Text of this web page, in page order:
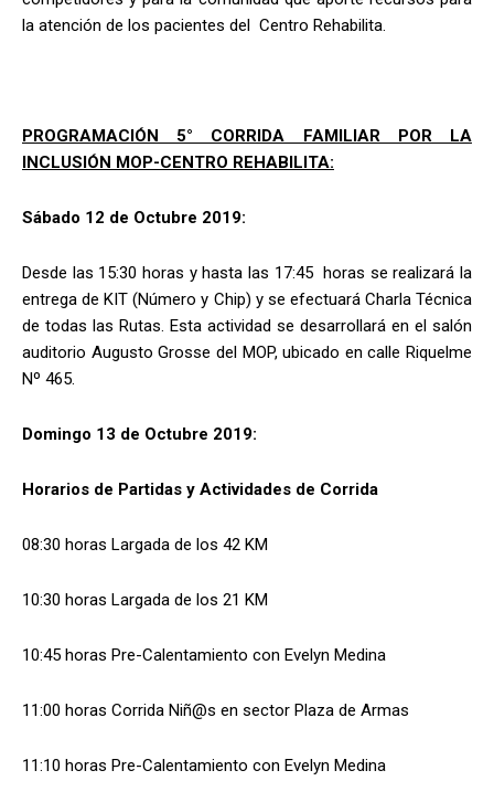
la atención de los pacientes del Centro Rehabilita.
PROGRAMACIÓN 5° CORRIDA FAMILIAR POR LA
INCLUSIÓN MOP-CENTRO REHABILITA:
Sábado 12 de Octubre 2019:
Desde las 15:30 horas y hasta las 17:45 horas se realizará la
entrega de KIT (Número y Chip) y se efectuará Charla Técnica
de todas las Rutas. Esta actividad se desarrollará en el salón
auditorio Augusto Grosse del MOP, ubicado en calle Riquelme
Nº 465.
Domingo 13 de Octubre 2019:
Horarios de Partidas y Actividades de Corrida
08:30 horas Largada de los 42 KM
10:30 horas Largada de los 21 KM
10:45 horas Pre-Calentamiento con Evelyn Medina
11:00 horas Corrida Niñ@s en sector Plaza de Armas
11:10 horas Pre-Calentamiento con Evelyn Medina